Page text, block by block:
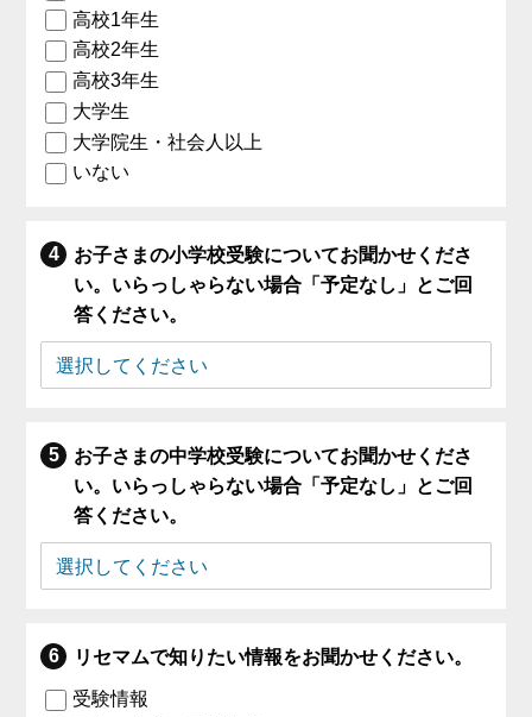
高校1年生
高校2年生
高校3年生
大学生
大学院生・社会人以上
いない
お子さまの小学校受験についてお聞かせくださ
い。いらっしゃらない場合「予定なし」とご回
答ください。
お子さまの中学校受験についてお聞かせくださ
い。いらっしゃらない場合「予定なし」とご回
答ください。
リセマムで知りたい情報をお聞かせください。
受験情報